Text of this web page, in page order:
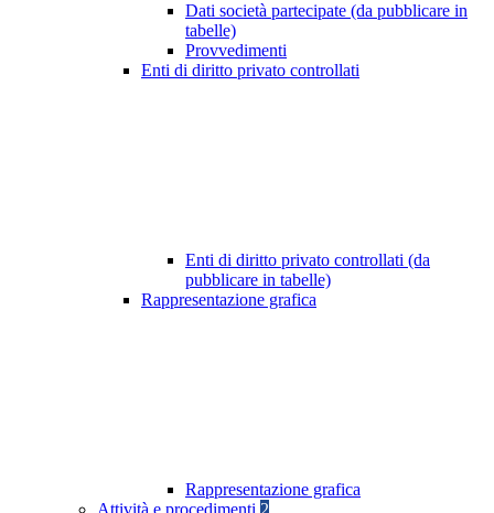
Dati società partecipate (da pubblicare in
tabelle)
Provvedimenti
Enti di diritto privato controllati
Enti di diritto privato controllati (da
pubblicare in tabelle)
Rappresentazione grafica
Rappresentazione grafica